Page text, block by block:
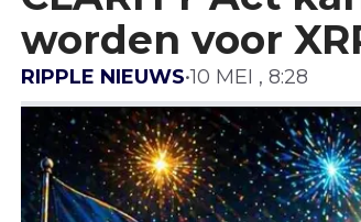
worden voor
RIPPLE NIEUWS•10 MEI , 8:28